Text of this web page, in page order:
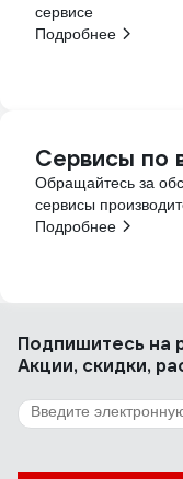
сервисе
Подробнее
Сервисы по
Обращайтесь за
сервисы
Подробнее
Подпишитесь на
Акции, скидки,